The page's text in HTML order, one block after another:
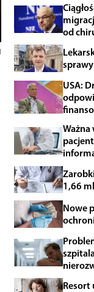
od
sprawy
USA:
Ważna
1,66
Nowe
Resort